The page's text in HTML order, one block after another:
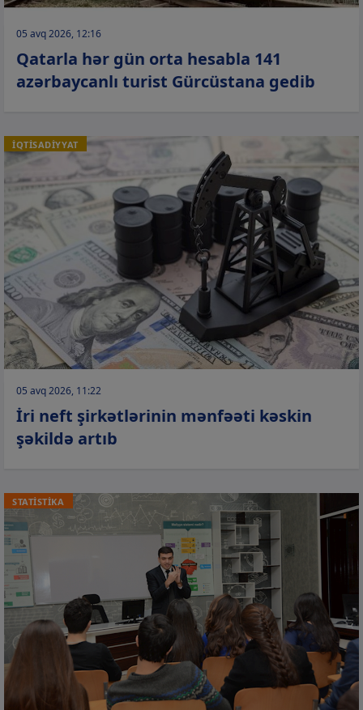
05 avq 2026, 12:16
Qatarla hər gün orta hesabla 141
azərbaycanlı turist Gürcüstana gedib
İQTİSADİYYAT
05 avq 2026, 11:22
İri neft şirkətlərinin mənfəəti kəskin
şəkildə artıb
STATİSTİKA